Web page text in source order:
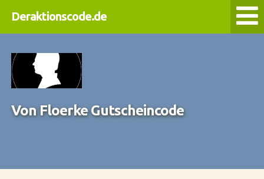
Deraktionscode.de
Von Floerke Gutscheincode